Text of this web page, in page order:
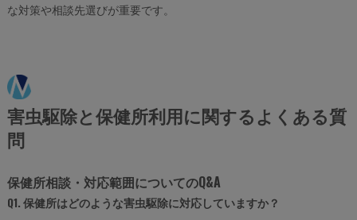
な対策や相談先選びが重要です。
害虫駆除と保健所利用に関するよくある質
問
保健所相談・対応範囲についてのQ&A
Q1. 保健所はどのような害虫駆除に対応していますか？